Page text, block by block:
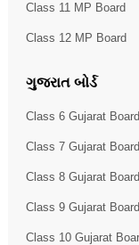
Class 11 MP Board
Class 12 MP Board
ગુજરાત બોર્ડ
Class 6 Gujarat Board
Class 7 Gujarat Board
Class 8 Gujarat Board
Class 9 Gujarat Board
Class 10 Gujarat